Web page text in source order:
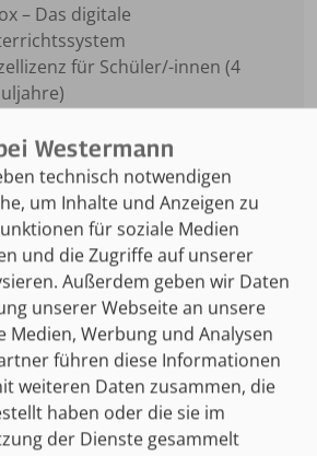
– Das digitale
für Schüler/-innen (4
34,00 €
zum Kauf
KOMPAKT -
Bankkauffrau
- Das digitale Unterrichtssystem
technisch notwendigen
um Inhalte und Anzeigen zu
für soziale Medien
und die Zugriffe auf unserer
Außerdem geben wir Daten
unserer Webseite an unsere
Medien, Werbung und Analysen
führen diese Informationen
weiteren Daten zusammen, die
haben oder die sie im
der Dienste gesammelt